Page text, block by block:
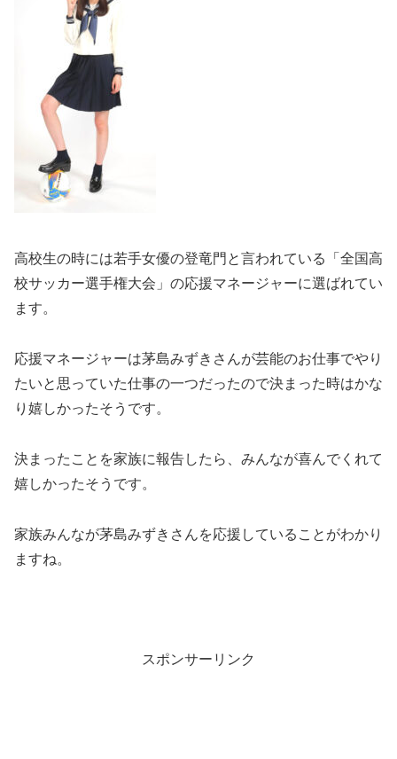
高校生の時には若手女優の登竜門と言われている「全国高
校サッカー選手権大会」の応援マネージャーに選ばれてい
ます。
応援マネージャーは茅島みずきさんが芸能のお仕事でやり
たいと思っていた仕事の一つだったので決まった時はかな
り嬉しかったそうです。
決まったことを家族に報告したら、みんなが喜んでくれて
嬉しかったそうです。
家族みんなが茅島みずきさんを応援していることがわかり
ますね。
スポンサーリンク